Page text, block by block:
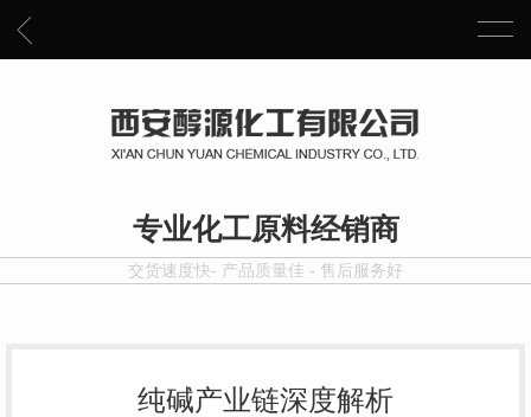
专业化工原料经销商
交货速度快- 产品质量佳 - 售后服务好
纯碱产业链深度解析